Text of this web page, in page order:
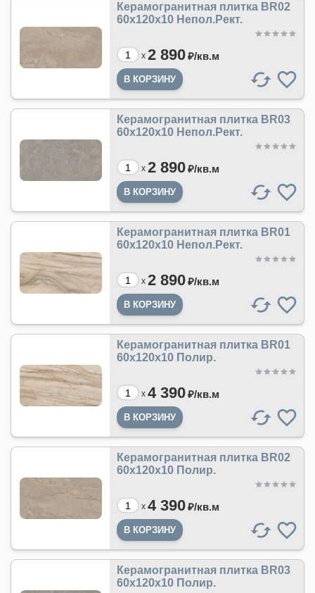
Керамогранитная плитка BR02
60x120x10 Непол.Рект.
x 2 890₽/кв.м
Керамогранитная плитка BR03
60x120x10 Непол.Рект.
x 2 890₽/кв.м
Керамогранитная плитка BR01
60x120x10 Непол.Рект.
x 2 890₽/кв.м
Керамогранитная плитка BR01
60x120x10 Полир.
x 4 390₽/кв.м
Керамогранитная плитка BR02
60x120x10 Полир.
x 4 390₽/кв.м
Керамогранитная плитка BR03
60x120x10 Полир.